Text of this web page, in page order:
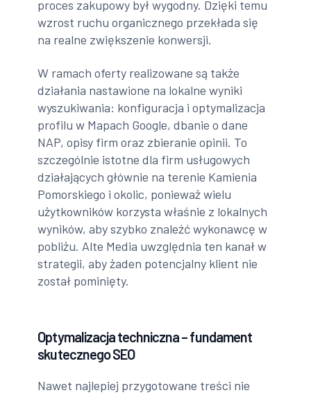
proces zakupowy był wygodny. Dzięki temu
wzrost ruchu organicznego przekłada się
na realne zwiększenie konwersji.
W ramach oferty realizowane są także
działania nastawione na lokalne wyniki
wyszukiwania: konfiguracja i optymalizacja
profilu w Mapach Google, dbanie o dane
NAP, opisy firm oraz zbieranie opinii. To
szczególnie istotne dla firm usługowych
działających głównie na terenie Kamienia
Pomorskiego i okolic, ponieważ wielu
użytkowników korzysta właśnie z lokalnych
wyników, aby szybko znaleźć wykonawcę w
pobliżu. Alte Media uwzględnia ten kanał w
strategii, aby żaden potencjalny klient nie
został pominięty.
Optymalizacja techniczna – fundament
skutecznego SEO
Nawet najlepiej przygotowane treści nie